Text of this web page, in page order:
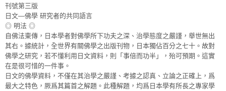
刊號第三版
日文—佛學 研究者的共同語言
◎ 明法 ◎
自佛法東傳，日本學者對佛學所下功夫之深、治學態度之嚴謹，舉世無出
其右。據統計，全世界有關佛學之出版刊物，日本獨佔百分之七十。故對
佛學之研究，若不懂利用日文資料，則「事倍而功半」，殆可預期。這實
在是很可惜的一件事。
日文的佛學資料，不僅在其治學之嚴謹、考據之認真、立論之正確上，爲
最大之特色，厥爲其篇首之解題。此種解題，均爲日本學有所長之專家學